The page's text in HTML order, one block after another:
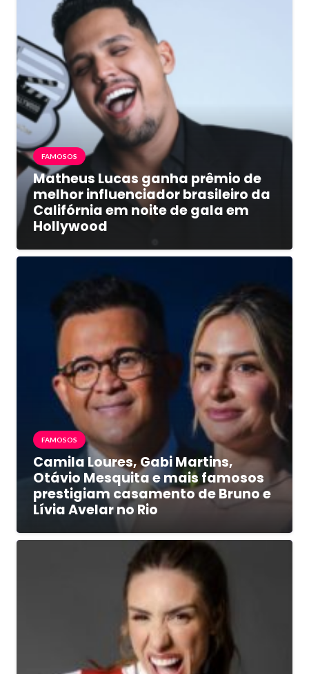
FAMOSOS
Matheus Lucas ganha prêmio de
melhor influenciador brasileiro da
Califórnia em noite de gala em
Hollywood
FAMOSOS
Camila Loures, Gabi Martins,
Otávio Mesquita e mais famosos
prestigiam casamento de Bruno e
Lívia Avelar no Rio